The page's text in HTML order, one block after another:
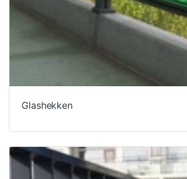
Glashekken